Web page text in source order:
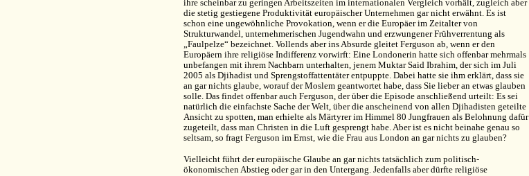
ihre scheinbar zu geringen Arbeitszeiten im internationalen Vergleich vorhält, zugleich aber
die stetig gestiegene Produktivität europäischer Unternehmen gar nicht erwähnt. Es ist
schon eine ungewöhnliche Provokation, wenn er die Europäer im Zeitalter von
Strukturwandel, unternehmerischen Jugendwahn und erzwungener Frühverrentung als
„Faulpelze“ bezeichnet. Vollends aber ins Absurde gleitet Ferguson ab, wenn er den
Europäern ihre religiöse Indifferenz vorwirft: Eine Londonerin hatte sich offenbar mehrmals
unbefangen mit ihrem Nachbarn unterhalten, jenem Muktar Said Ibrahim, der sich im Juli
2005 als Djihadist und Sprengstoffattentäter entpuppte. Dabei hatte sie ihm erklärt, dass sie
an gar nichts glaube, worauf der Moslem geantwortet habe, dass Sie lieber an etwas glauben
solle. Das findet offenbar auch Ferguson, der über die Episode anschließend urteilt: Es sei
natürlich die einfachste Sache der Welt, über die anscheinend von allen Djihadisten geteilte
Ansicht zu spotten, man erhielte als Märtyrer im Himmel 80 Jungfrauen als Belohnung dafür
zugeteilt, dass man Christen in die Luft gesprengt habe. Aber ist es nicht beinahe genau so
seltsam, so fragt Ferguson im Ernst, wie die Frau aus London an gar nichts zu glauben?
Vielleicht führt der europäische Glaube an gar nichts tatsächlich zum politisch-
ökonomischen Abstieg oder gar in den Untergang. Jedenfalls aber dürfte religiöse